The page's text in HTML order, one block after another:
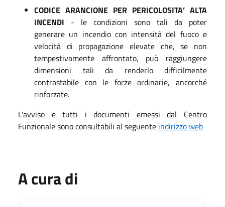
CODICE ARANCIONE PER PERICOLOSITA’ ALTA
INCENDI - le condizioni sono tali da poter
generare un incendio con intensità del fuoco e
velocità di propagazione elevate che, se non
tempestivamente affrontato, può raggiungere
dimensioni tali da renderlo difficilmente
contrastabile con le forze ordinarie, ancorché
rinforzate.
L'avviso e tutti i documenti emessi dal Centro
Funzionale sono consultabili al seguente indirizzo web
A cura di